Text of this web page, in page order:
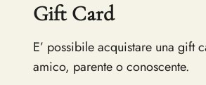
Gift Card
E’ possibile acquistare una gift
amico, parente o conoscente.